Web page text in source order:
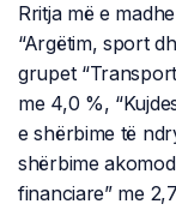
Rritja më e
“Argëtim, sport
grupet
me 4,0 %,
e shërbime të
shërbime
financiare” me